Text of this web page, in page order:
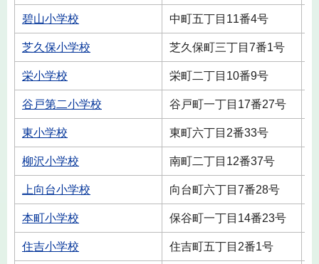
碧山小学校 中町五丁目11番4号
芝久保小学校 芝久保町三丁目7番1号
栄小学校 栄町二丁目10番9号
谷戸第二小学校 谷戸町一丁目17番27号
東小学校 東町六丁目2番33号
柳沢小学校 南町二丁目12番37号
上向台小学校 向台町六丁目7番28号
本町小学校 保谷町一丁目14番23号
住吉小学校 住吉町五丁目2番1号